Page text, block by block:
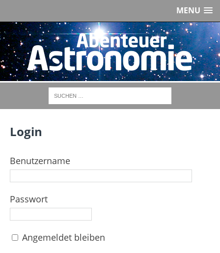
MENU
Login
Benutzername
Passwort
Angemeldet bleiben